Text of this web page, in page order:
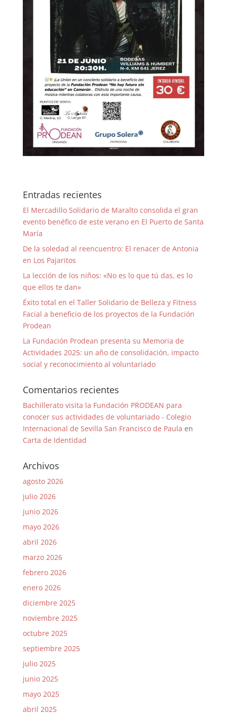
Entradas recientes
El Mercadillo Solidario de Maralto consolida el gran
evento benéfico de este verano en El Puerto de Santa
María
De la soledad al reencuentro: El renacer de Antonia
en Los Pajaritos
La lección de los niños: «No es lo que tú das, es lo
que ellos te dan»
Éxito total en el Taller Solidario de Belleza y Fitness
Facial a beneficio de los proyectos de la Fundación
Prodean
La Fundación Prodean presenta su Memoria de
Actividades 2025: un año de consolidación, impacto
social y reconocimiento al voluntariado
Comentarios recientes
Bachillerato visita la Fundación PRODEAN para
conocer sus actividades de voluntariado - Colegio
Internacional de Sevilla San Francisco de Paula en
Carta de Identidad
Archivos
agosto 2026
julio 2026
junio 2026
mayo 2026
abril 2026
marzo 2026
febrero 2026
enero 2026
diciembre 2025
noviembre 2025
octubre 2025
septiembre 2025
julio 2025
junio 2025
mayo 2025
abril 2025